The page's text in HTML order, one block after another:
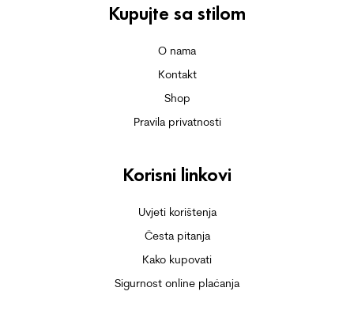
Kupujte sa stilom
O nama
Kontakt
Shop
Pravila privatnosti
Korisni linkovi
Uvjeti korištenja
Česta pitanja
Kako kupovati
Sigurnost online plaćanja